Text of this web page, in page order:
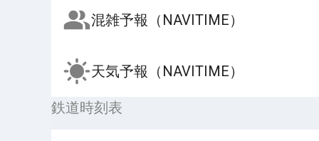
混雑予報（NAVITIME）
天気予報（NAVITIME）
鉄道時刻表